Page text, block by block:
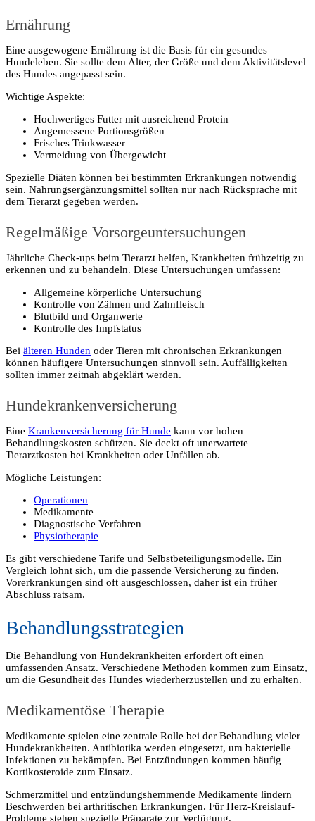
Ernährung
Eine ausgewogene Ernährung ist die Basis für ein gesundes
Hundeleben. Sie sollte dem Alter, der Größe und dem Aktivitätslevel
des Hundes angepasst sein.
Wichtige Aspekte:
Hochwertiges Futter mit ausreichend Protein
Angemessene Portionsgrößen
Frisches Trinkwasser
Vermeidung von Übergewicht
Spezielle Diäten können bei bestimmten Erkrankungen notwendig
sein. Nahrungsergänzungsmittel sollten nur nach Rücksprache mit
dem Tierarzt gegeben werden.
Regelmäßige Vorsorgeuntersuchungen
Jährliche Check-ups beim Tierarzt helfen, Krankheiten frühzeitig zu
erkennen und zu behandeln. Diese Untersuchungen umfassen:
Allgemeine körperliche Untersuchung
Kontrolle von Zähnen und Zahnfleisch
Blutbild und Organwerte
Kontrolle des Impfstatus
Bei älteren Hunden oder Tieren mit chronischen Erkrankungen
können häufigere Untersuchungen sinnvoll sein. Auffälligkeiten
sollten immer zeitnah abgeklärt werden.
Hundekrankenversicherung
Eine Krankenversicherung für Hunde kann vor hohen
Behandlungskosten schützen. Sie deckt oft unerwartete
Tierarztkosten bei Krankheiten oder Unfällen ab.
Mögliche Leistungen:
Operationen
Medikamente
Diagnostische Verfahren
Physiotherapie
Es gibt verschiedene Tarife und Selbstbeteiligungsmodelle. Ein
Vergleich lohnt sich, um die passende Versicherung zu finden.
Vorerkrankungen sind oft ausgeschlossen, daher ist ein früher
Abschluss ratsam.
Behandlungsstrategien
Die Behandlung von Hundekrankheiten erfordert oft einen
umfassenden Ansatz. Verschiedene Methoden kommen zum Einsatz,
um die Gesundheit des Hundes wiederherzustellen und zu erhalten.
Medikamentöse Therapie
Medikamente spielen eine zentrale Rolle bei der Behandlung vieler
Hundekrankheiten. Antibiotika werden eingesetzt, um bakterielle
Infektionen zu bekämpfen. Bei Entzündungen kommen häufig
Kortikosteroide zum Einsatz.
Schmerzmittel und entzündungshemmende Medikamente lindern
Beschwerden bei arthritischen Erkrankungen. Für Herz-Kreislauf-
Probleme stehen spezielle Präparate zur Verfügung.